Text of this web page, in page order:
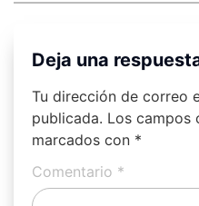
Deja una
Tu dirección de correo
publicada. Los campos
marcados con *
Comentario *